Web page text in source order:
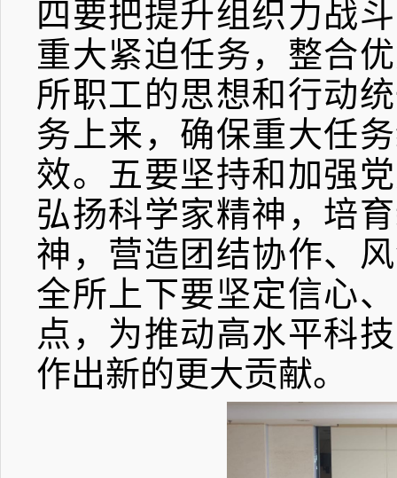
四要把提升组织力战
重大紧迫任务，整合
所职工的思想和行动
务上来，确保重大任
效。五要坚持和加强
弘扬科学家精神，培
神，营造团结协作、
全所上下要坚定信心
点，为推动高水平科
作出新的更大贡献。